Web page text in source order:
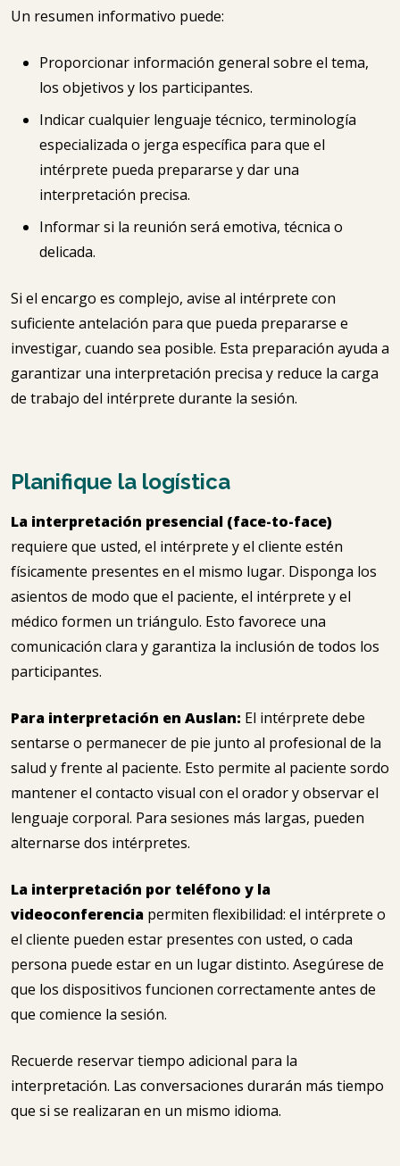
Un resumen informativo puede:
Proporcionar información general sobre el tema,
los objetivos y los participantes.
Indicar cualquier lenguaje técnico, terminología
especializada o jerga específica para que el
intérprete pueda prepararse y dar una
interpretación precisa.
Informar si la reunión será emotiva, técnica o
delicada.
Si el encargo es complejo, avise al intérprete con
suficiente antelación para que pueda prepararse e
investigar, cuando sea posible. Esta preparación ayuda a
garantizar una interpretación precisa y reduce la carga
de trabajo del intérprete durante la sesión.
Planifique la logística
La interpretación presencial (face-to-face)
requiere que usted, el intérprete y el cliente estén
físicamente presentes en el mismo lugar. Disponga los
asientos de modo que el paciente, el intérprete y el
médico formen un triángulo. Esto favorece una
comunicación clara y garantiza la inclusión de todos los
participantes.
Para interpretación en Auslan: El intérprete debe
sentarse o permanecer de pie junto al profesional de la
salud y frente al paciente. Esto permite al paciente sordo
mantener el contacto visual con el orador y observar el
lenguaje corporal. Para sesiones más largas, pueden
alternarse dos intérpretes.
La interpretación por teléfono y la
videoconferencia permiten flexibilidad: el intérprete o
el cliente pueden estar presentes con usted, o cada
persona puede estar en un lugar distinto. Asegúrese de
que los dispositivos funcionen correctamente antes de
que comience la sesión.
Recuerde reservar tiempo adicional para la
interpretación. Las conversaciones durarán más tiempo
que si se realizaran en un mismo idioma.